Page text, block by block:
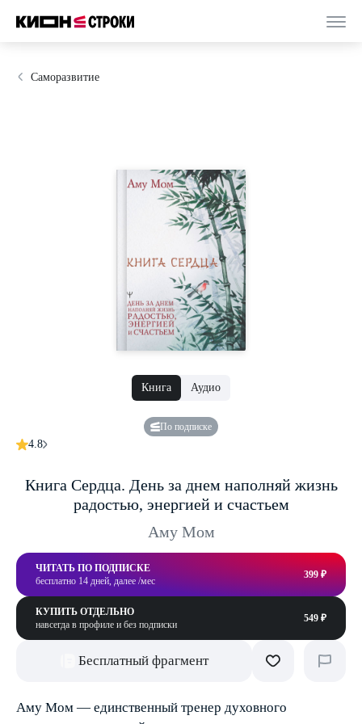
Саморазвитие
Книга Аудио
По подписке
4.8
Книга Сердца. День за днем наполняй жизнь
радостью, энергией и счастьем
Аму Мом
ЧИТАТЬ ПО ПОДПИСКЕ
бесплатно 14 дней, далее /мес
399 ₽
КУПИТЬ ОТДЕЛЬНО
навсегда в профиле и без подписки
549 ₽
Бесплатный фрагмент
Аму Мом — единственный тренер духовного